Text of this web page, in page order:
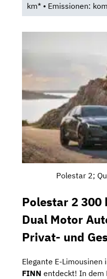
km* • Emissionen:
Polestar 2;
Polestar 2 300
Dual Motor
Privat- und
Elegante E-Limousinen
FINN entdeckt! In dem